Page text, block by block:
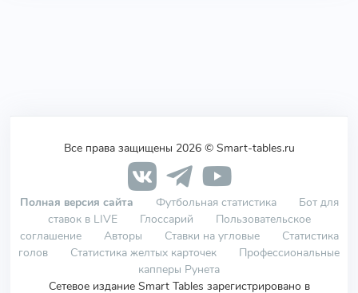
Все права защищены 2026 © Smart-tables.ru
Полная версия сайта Футбольная статистика
Бот для
ставок в LIVE
Глоссарий
Пользовательское
соглашение
Авторы Ставки на угловые
Статистика
голов
Статистика желтых карточек
Профессиональные
капперы Рунета
Сетевое издание Smart Tables зарегистрировано в